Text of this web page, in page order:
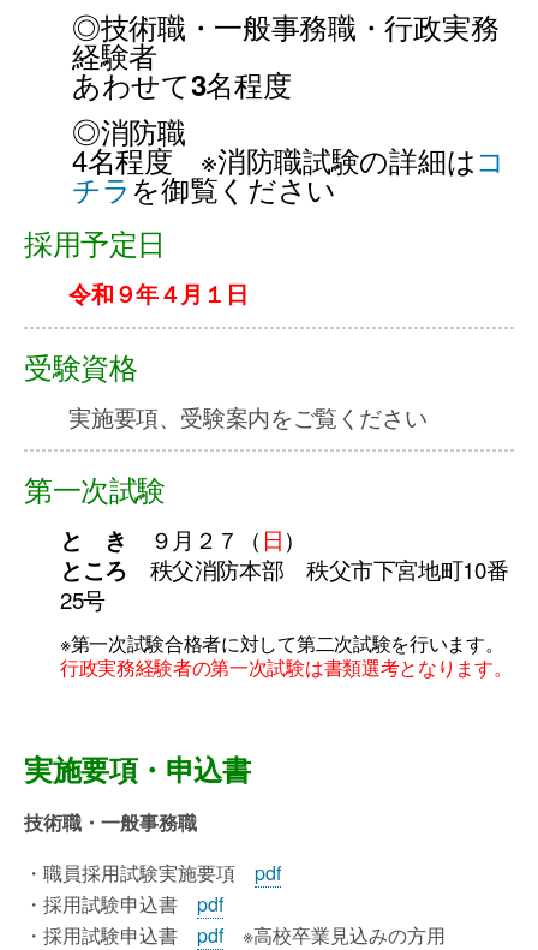
◎技術職・一般事務職・行政実務
経験者
あわせて3名程度
◎消防職
4名程度 ※消防職試験の詳細はコ
チラを御覧ください
採用予定日
令和９年４月１日
受験資格
実施要項、受験案内をご覧ください
第一次試験
と き ９月２７（ 日）
ところ 秩父消防本部 秩父市下宮地町10番
25号
※第一次試験合格者に対して第二次試験を行います。
行政実務経験者の第一次試験は書類選考となります。
実施要項・申込書
技術職・一般事務職
・職員採用試験実施要項 pdf
・採用試験申込書 pdf
・採用試験申込書 pdf※高校卒業見込みの方用